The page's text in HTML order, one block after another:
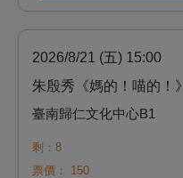
2026/8/21 (五) 15:00
朱殷秀《媽的！喵的！》
臺南歸仁文化中心B1
剩：8
票價：
150